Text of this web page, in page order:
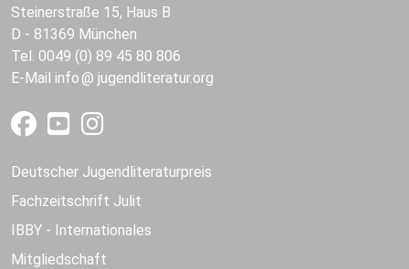
Steinerstraße 15, Haus B
D - 81369 München
Tel. 0049 (0) 89 45 80 806
E-Mail info jugendliteratur.org
Deutscher Jugendliteraturpreis
Fachzeitschrift Julit
IBBY - Internationales
Mitgliedschaft